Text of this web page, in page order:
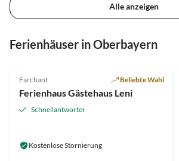
Alle anzeigen
Ferienhäuser in Oberbayern
Farchant Beliebte Wahl
Ferienhaus Gästehaus Leni
Schnellantworter
Kostenlose Stornierung